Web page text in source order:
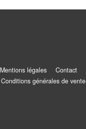
Mentions légales Contact
Conditions générales de vente